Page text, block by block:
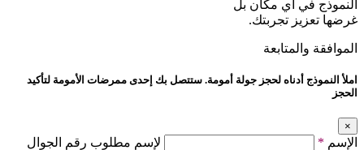
النموذج في أي مكان بل
غرضها تعزيز تجربتك.
الموافقة والمتابعة
املأ النموذج أدناه لحجز جولة أمومة. ستتصل بك إحدى ممرضات الأمومة لتأكيد
الحجز
×
الإسم *
لإسم مطلوب رقم الجوال